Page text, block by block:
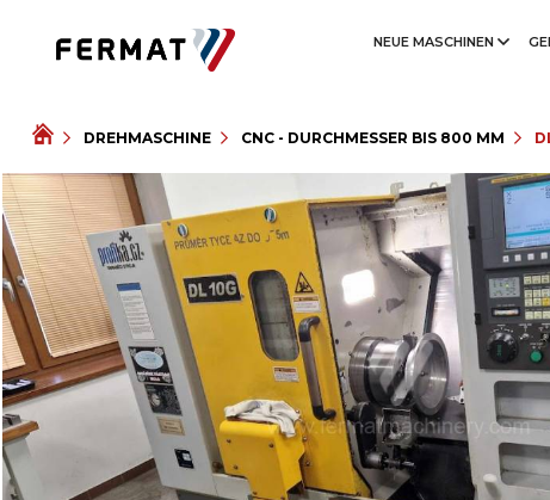
NEUE MASCHINEN
DREHMASCHINE CNC - DURCHMESSER BIS 800 MM